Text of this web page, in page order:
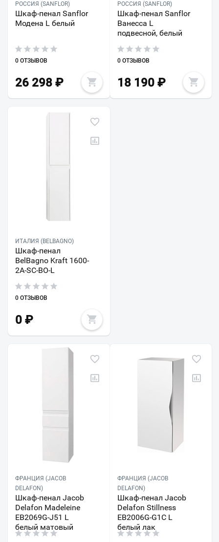
РОССИЯ (SANFLOR)
Шкаф-пенал Sanflor
Модена L белый
0 ОТЗЫВОВ
26 298 ₽
РОССИЯ (SANFLOR)
Шкаф-пенал Sanflor
Ванесса L
подвесной, белый
0 ОТЗЫВОВ
18 190₽
ИТАЛИЯ (BELBAGNO)
Шкаф-пенал
BelBagno Kraft 1600-
2A-SC-BO-L
0 ОТЗЫВОВ
0 ₽
ФРАНЦИЯ (JACOB
DELAFON)
Шкаф-пенал Jacob
Delafon Madeleine
EB2069G-J51 L
белый матовый
ФРАНЦИЯ (JACOB
DELAFON)
Шкаф-пенал Jacob
Delafon Stillness
EB2006G-G1C L
белый лак